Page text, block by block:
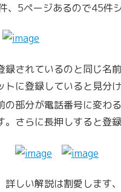
5ページあるので45件
されているのと同じ名
に登録していると見分
部分が電話番号に変わ
さらに長押しすると登
しい解説は割愛します